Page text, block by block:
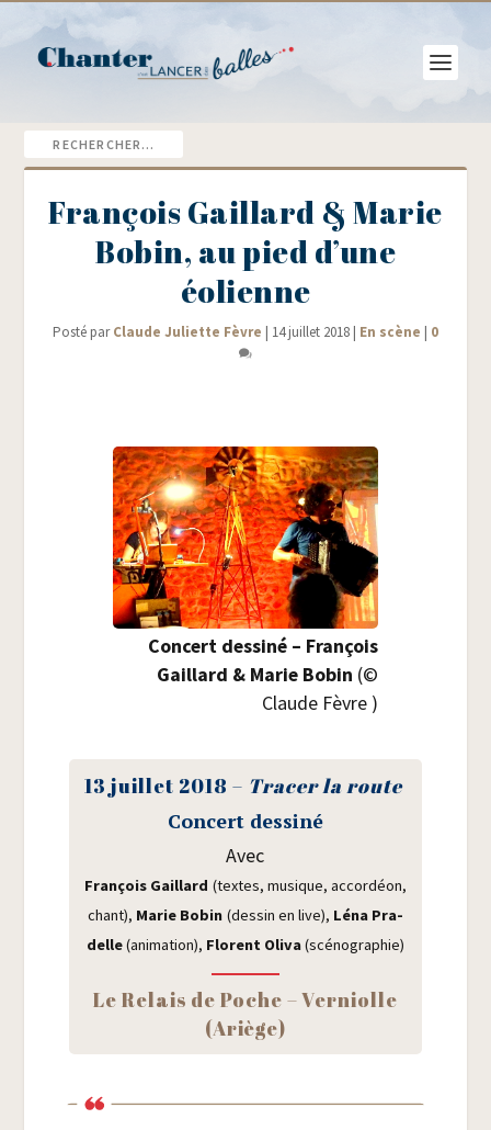
François Gaillard & Marie
Bobin, au pied d’une
éolienne
Posté parClaude Juliette Fèvre | 14 juillet 2018 | En scène | 0
Concert des­si­né – Fran­çois
Gaillard & Marie Bobin (©
Claude Fèvre )
13 juillet 2018 – Tra­cer la route
Concert des­si­né
Avec
Fran­çois Gaillard (textes, musique, accor­déon,
chant), Marie Bobin (des­sin en live), Léna Pra­
delle(ani­ma­tion), Florent Oli­va(scé­no­gra­phie)
Le Relais de Poche – Ver­niolle
(Ariège)